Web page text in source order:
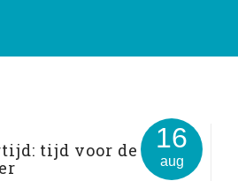
16
aug
tijd voor de